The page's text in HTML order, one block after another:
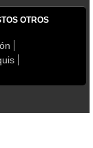
OTROS